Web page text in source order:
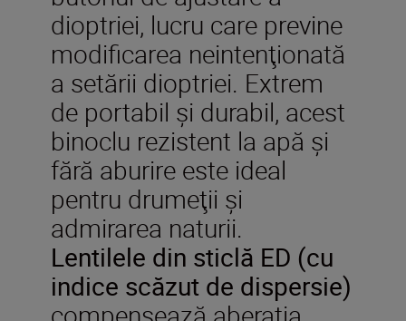
dioptriei, lucru care previne
modificarea neintenţionată
a setării dioptriei. Extrem
de portabil şi durabil, acest
binoclu rezistent la apă şi
fără aburire este ideal
pentru drumeţii şi
admirarea naturii.
Lentilele din sticlă ED (cu
indice scăzut de dispersie)